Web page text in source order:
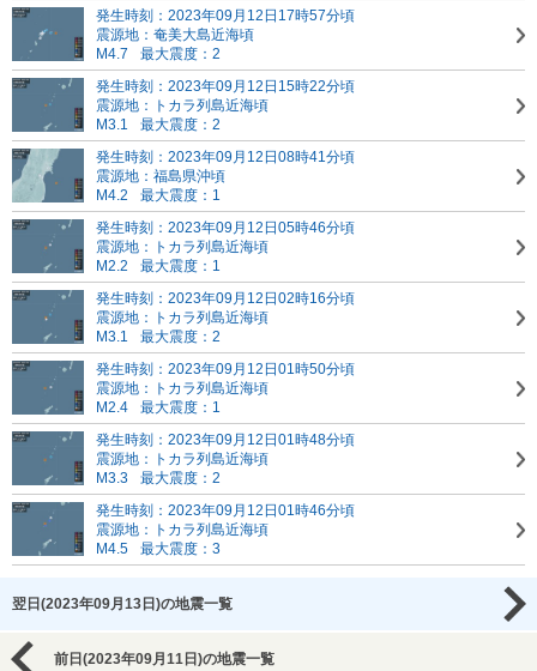
発生時刻：2023年09月12日17時57分頃
震源地：奄美大島近海頃
M4.7
最大震度：2
発生時刻：2023年09月12日15時22分頃
震源地：トカラ列島近海頃
M3.1
最大震度：2
発生時刻：2023年09月12日08時41分頃
震源地：福島県沖頃
M4.2
最大震度：1
発生時刻：2023年09月12日05時46分頃
震源地：トカラ列島近海頃
M2.2
最大震度：1
発生時刻：2023年09月12日02時16分頃
震源地：トカラ列島近海頃
M3.1
最大震度：2
発生時刻：2023年09月12日01時50分頃
震源地：トカラ列島近海頃
M2.4
最大震度：1
発生時刻：2023年09月12日01時48分頃
震源地：トカラ列島近海頃
M3.3
最大震度：2
発生時刻：2023年09月12日01時46分頃
震源地：トカラ列島近海頃
M4.5
最大震度：3
翌日(2023年09月13日)の地震一覧
前日(2023年09月11日)の地震一覧